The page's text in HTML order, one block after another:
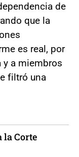
de
que la
es real, por
y a miembros
filtró una
la Corte